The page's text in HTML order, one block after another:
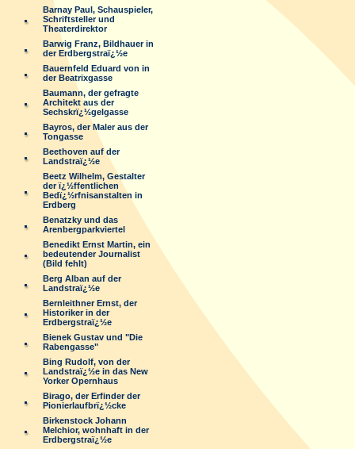
Barnay Paul, Schauspieler,
Schriftsteller und
Theaterdirektor
Barwig Franz, Bildhauer in
der Erdbergstraï¿½e
Bauernfeld Eduard von in
der Beatrixgasse
Baumann, der gefragte
Architekt aus der
Sechskrï¿½gelgasse
Bayros, der Maler aus der
Tongasse
Beethoven auf der
Landstraï¿½e
Beetz Wilhelm, Gestalter
der ï¿½ffentlichen
Bedï¿½rfnisanstalten in
Erdberg
Benatzky und das
Arenbergparkviertel
Benedikt Ernst Martin, ein
bedeutender Journalist
(Bild fehlt)
Berg Alban auf der
Landstraï¿½e
Bernleithner Ernst, der
Historiker in der
Erdbergstraï¿½e
Bienek Gustav und "Die
Rabengasse"
Bing Rudolf, von der
Landstraï¿½e in das New
Yorker Opernhaus
Birago, der Erfinder der
Pionierlaufbrï¿½cke
Birkenstock Johann
Melchior, wohnhaft in der
Erdbergstraï¿½e